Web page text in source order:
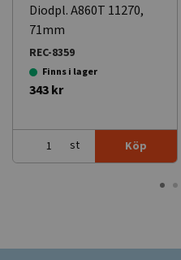
Diodpl. A860T 11270,
71mm
REC-8359
Finns i lager
343 kr
st Köp